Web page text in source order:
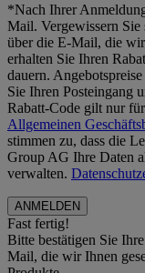
*Nach Ihrer
Mail. Vergewissern Sie
über die E-Mail, die
erhalten Sie Ihren
dauern.
Sie Ihren Posteingang
Rabatt-Code gilt nur
Allgemeinen
stimmen zu, dass die
Group AG Ihre Daten
verwalten.
Fast fertig!
Bitte bestätigen Sie
Mail, die wir Ihnen